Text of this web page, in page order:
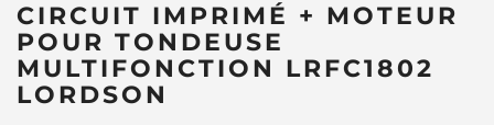
CIRCUIT IMPRIMÉ + MOTEUR
POUR TONDEUSE
MULTIFONCTION LRFC1802
LORDSON